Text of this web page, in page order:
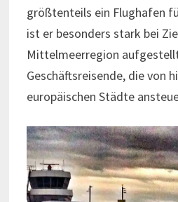
größtenteils ein Flughafen
ist er besonders stark bei
Mittelmeerregion
Geschäftsreisende, die von
europäischen Städte